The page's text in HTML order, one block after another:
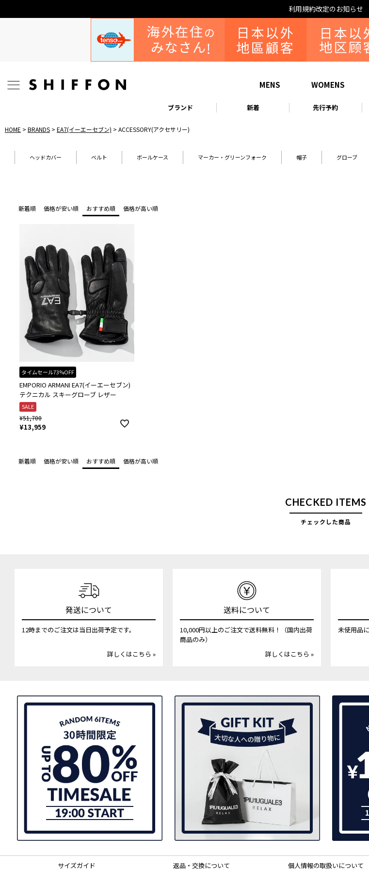
利用規約改定のお知らせ
MENS WOMENS
ブランド 新着 先行予約
HOME BRANDS EA7(イーエーセブン) ACCESSORY(アクセサリー)
ヘッドカバー ベルト ボールケース マーカー・グリーンフォーク 帽子 グローブ
新着順 価格が安い順 おすすめ順 価格が高い順
タイムセール73%OFF
EMPORIO ARMANI EA7(イーエーセブン)
テクニカル スキーグローブ レザー
SALE
¥51,700
¥13,959
新着順 価格が安い順 おすすめ順 価格が高い順
CHECKED ITEMS
チェックした商品
発送について
12時までのご注文は当日出荷予定です。
詳しくはこちら »
送料について
10,000円以上のご注文で送料無料！（国内出荷
商品のみ）
詳しくはこちら »
未使用品
サイズガイド 返品・交換について 個人情報の取扱いについて